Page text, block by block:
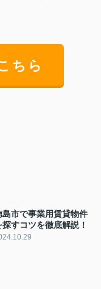
ちら
島市で事業用賃貸物件
探すコツを徹底解説！